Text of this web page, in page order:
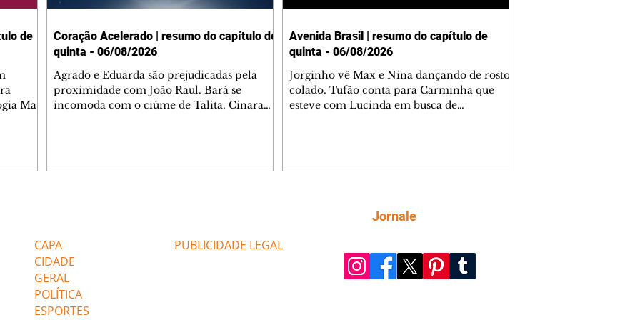
de
Mau
Coração Acelerado | resumo do capítulo de
quinta - 06/08/2026
Agrado e Eduarda são prejudicadas pela
proximidade com João Raul. Bará se
incomoda com o ciúme de Talita. Cinara
ajudar João Raul sem prejudicar a amiga.
Avenida Brasil | resumo do capítulo de
quinta - 06/08/2026
Jorginho vê Max e Nina dançando de rosto
colado. Tufão conta para Carminha que
esteve com Lucinda em busca de
Verônica e Noêmia perseguem Cadinho na
praia deserta. Dolores sugere que Roni peça
fugir da praia
CAPA
CIDADE
GERAL
POLÍTICA
ESPORTES
PUBLICIDADE LEGAL
Jornale